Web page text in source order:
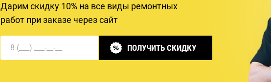
Дарим скидку 10% на все виды ремонтных
работ при заказе через сайт
ПОЛУЧИТЬ СКИДКУ